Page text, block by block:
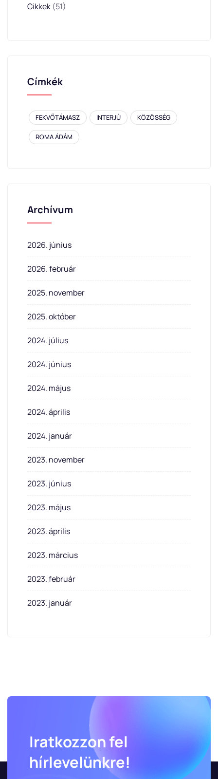
Cikkek (51)
Címkék
FEKVŐTÁMASZ INTERJÚ KÖZÖSSÉG
ROMA ÁDÁM
Archívum
2026. június
2026. február
2025. november
2025. október
2024. július
2024. június
2024. május
2024. április
2024. január
2023. november
2023. június
2023. május
2023. április
2023. március
2023. február
2023. január
Iratkozzon fel
hírlevelünkre!